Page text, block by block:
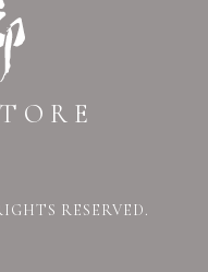
RESERVED.